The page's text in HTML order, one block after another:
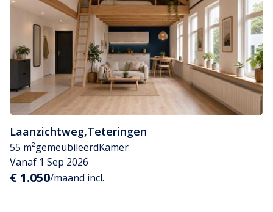
Laanzichtweg,Teteringen
55 m²gemeubileerdKamer
Vanaf 1 Sep 2026
€ 1.050/maand incl.